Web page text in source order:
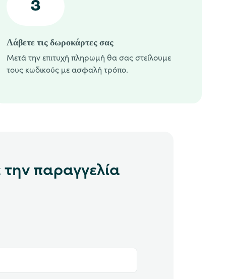
3
Λάβετε τις δωροκάρτες σας
Μετά την επιτυχή πληρωμή θα σας στείλουμε
τους κωδικούς με ασφαλή τρόπο.
την παραγγελία